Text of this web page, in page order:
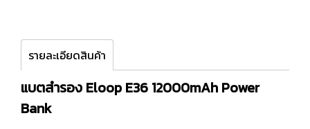
รายละเอียดสินค้า
แบตสำรอง Eloop E36 12000mAh Power
Bank